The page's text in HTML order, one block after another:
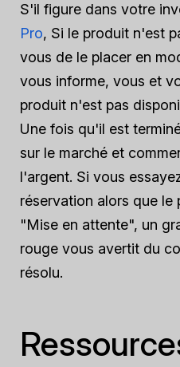
S'il figure dans votre
Pro, Si le produit n'est
vous de le placer en
vous informe, vous et
produit n'est pas
Une fois qu'il est
sur le marché et
l'argent. Si vous
réservation alors que le
"Mise en attente", un
rouge vous avertit du
résolu.